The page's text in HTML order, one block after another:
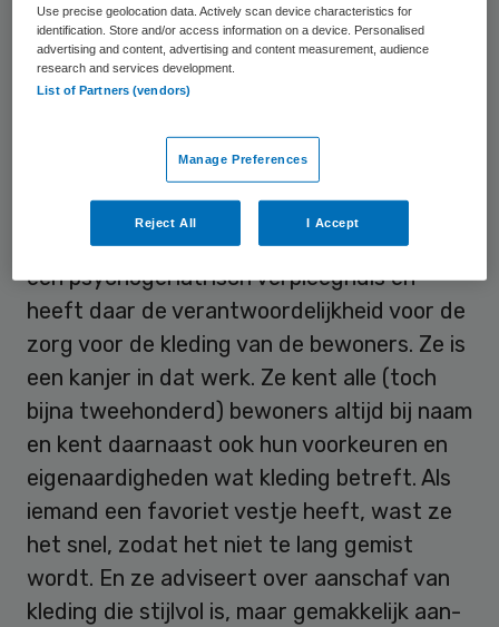
staat zij symbool voor veel medewerkers in
de zorg, die vanuit intrinsieke motivatie hun
werk doen en veel meer doen dan strikt
Tineke werkt, ik meen al zo’n veertig jaar, in
een psychogeriatrisch verpleeghuis en
heeft daar de verantwoordelijkheid voor de
zorg voor de kleding van de bewoners. Ze is
een kanjer in dat werk. Ze kent alle (toch
bijna tweehonderd) bewoners altijd bij naam
en kent daarnaast ook hun voorkeuren en
eigenaardigheden wat kleding betreft. Als
iemand een favoriet vestje heeft, wast ze
het snel, zodat het niet te lang gemist
wordt. En ze adviseert over aanschaf van
kleding die stijlvol is, maar gemakkelijk aan-
Use precise geolocation data. Actively scan device characteristics for
identification. Store and/or access information on a device. Personalised
advertising and content, advertising and content measurement, audience
research and services development.
List of Partners (vendors)
Manage Preferences
Reject All I Accept